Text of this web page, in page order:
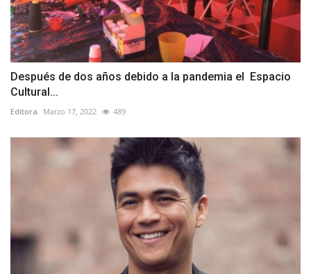
Después de dos años debido a la pandemia el Espacio
Cultural...
Editora Marzo 17, 2022 489